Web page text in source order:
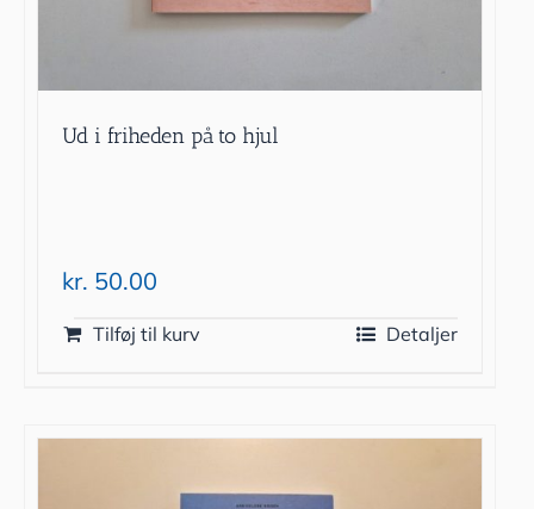
Ud i friheden på to hjul
kr. 50.00
Tilføj til kurv Detaljer